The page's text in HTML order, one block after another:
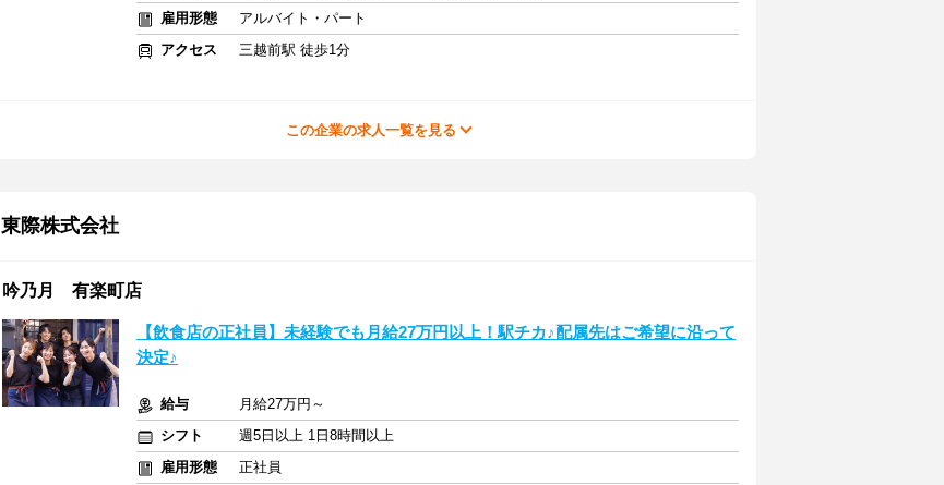
雇用形態
アルバイト・パート
アクセス
三越前駅 徒歩1分
この企業の求人一覧を見る
東際株式会社
吟乃月 有楽町店
【飲食店の正社員】未経験でも月給27万円以上！駅チカ♪配属先はご希望に沿って
決定♪
給与
月給27万円～
シフト
週5日以上 1日8時間以上
雇用形態
正社員